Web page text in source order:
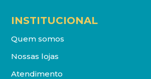
INSTITUCIONAL
Quem somos
Nossas lojas
Atendimento